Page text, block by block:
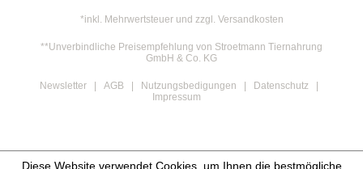
*inkl. Mehrwertsteuer und zzgl. Versandkosten
**Unverbindliche Preisempfehlung von Stroetmann Tiernahrung
GmbH & Co. KG
Newsletter AGB Nutzungsbedigungen
Datenschutz
Impressum
Diese Website verwendet Cookies, um Ihnen die bestmögliche